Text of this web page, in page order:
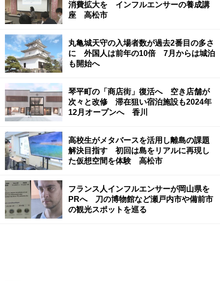
消費拡大を インフルエンサーの養成講
座 高松市
丸亀城天守の入場者数が過去2番目の多さ
に 外国人は前年の10倍 7月からは城泊
も開始へ
琴平町の「商店街」復活へ 空き店舗が
次々と改修 滞在狙い宿泊施設も2024年
12月オープンへ 香川
高校生がメタバースを活用し離島の課題
解決目指す 初回は島をリアルに再現し
た仮想空間を体験 高松市
フランス人インフルエンサーが岡山県を
PRへ 刀の博物館など瀬戸内市や備前市
の観光スポットを巡る